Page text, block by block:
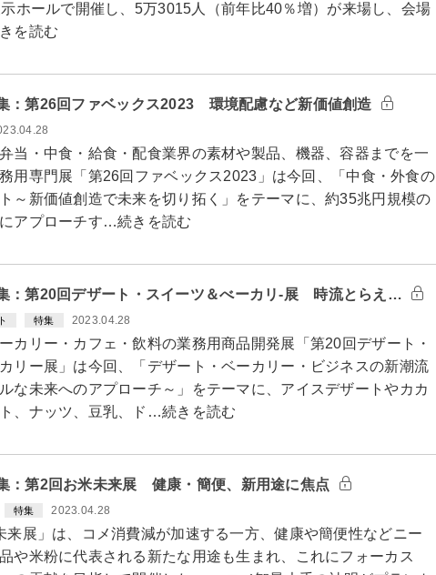
ホールで開催し、5万3015人（前年比40％増）が来場し、会場
を読む
：第26回ファベックス2023 環境配慮など新価値創造
当・中食・給食・配食業界の素材や製品、機器、容器までを一
用専門展「第26回ファベックス2023」は今回、「中食・外食の
～新価値創造で未来を切り拓く」をテーマに、約35兆円規模の
アプローチす…続きを読む
：第20回デザート・スイーツ＆べーカリ-展 時流とらえ…
特集 2023.04.28
カリー・カフェ・飲料の業務用商品開発展「第20回デザート・
リー展」は今回、「デザート・ベーカリー・ビジネスの新潮流
な未来へのアプローチ～」をテーマに、アイスデザートやカカ
、ナッツ、豆乳、ド…続きを読む
：第2回お米未来展 健康・簡便、新用途に焦点
特集 2023.04.28
展」は、コメ消費減が加速する一方、健康や簡便性などニー
や米粉に代表される新たな用途も生まれ、これにフォーカス